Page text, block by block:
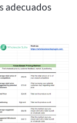
adecuados